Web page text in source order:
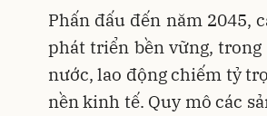
Phấn đấu đến năm 2045,
phát triển bền vững, trong
nước, lao động chiếm tỷ
nền kinh tế. Quy mô các